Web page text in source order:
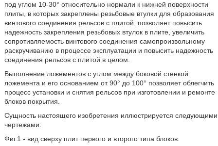
под углом 10-30° относительно нормали к нижней поверхности
плиты, в которых закреплены резьбовые втулки для образования
винтового соединения рельсов с плитой, позволяет повысить
надежность закрепления резьбовых втулок в плите, увеличить
сопротивляемость винтового соединения самопроизвольному
раскручиванию в процессе эксплуатации и повысить надежность
соединения рельсов с плитой в целом.
Выполнение ложементов с углом между боковой стенкой
ложемента и его основанием от 90° до 100° позволяет облегчить
процесс установки и снятия рельсов при изготовлении и ремонте
блоков покрытия.
Сущность настоящего изобретения иллюстрируется следующими
чертежами:
Фиг.1 - вид сверху плит первого и второго типа блоков.